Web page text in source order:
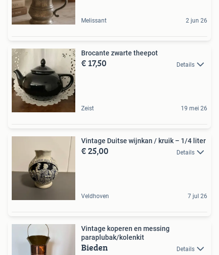
Melissant 2 jun 26
Brocante zwarte theepot
€ 17,50 Details
Zeist 19 mei 26
Vintage Duitse wijnkan / kruik – 1/4 liter
€ 25,00 Details
Veldhoven 7 jul 26
Vintage koperen en messing
paraplubak/kolenkit
Bieden Details